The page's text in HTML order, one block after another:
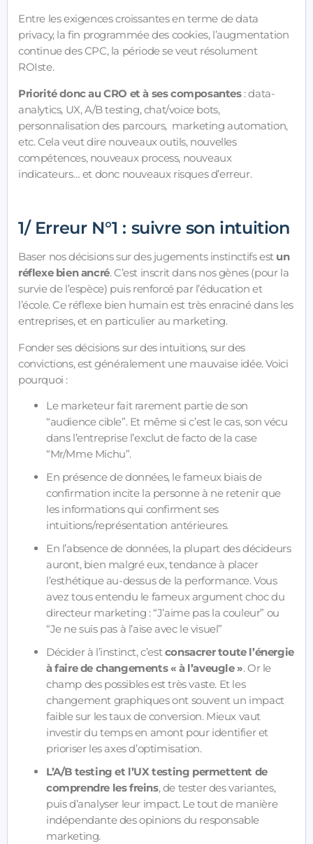
Entre les exigences croissantes en terme de data
privacy, la fin programmée des cookies, l’augmentation
continue des CPC, la période se veut résolument
ROIste.
Priorité donc au CRO et à ses composantes: data-
analytics, UX, A/B testing, chat/voice bots,
personnalisation des parcours, marketing automation,
etc. Cela veut dire nouveaux outils, nouvelles
compétences, nouveaux process, nouveaux
indicateurs… et donc nouveaux risques d’erreur.
1/ Erreur N°1 : suivre son intuition
Baser nos décisions sur des jugements instinctifs est un
réflexe bien ancré. C’est inscrit dans nos gènes (pour la
survie de l’espèce) puis renforcé par l’éducation et
l’école. Ce réflexe bien humain est très enraciné dans les
entreprises, et en particulier au marketing.
Fonder ses décisions sur des intuitions, sur des
convictions, est généralement une mauvaise idée. Voici
pourquoi :
Le marketeur fait rarement partie de son
“audience cible”. Et même si c’est le cas, son vécu
dans l’entreprise l’exclut de facto de la case
“Mr/Mme Michu”.
En présence de données, le fameux biais de
confirmation incite la personne à ne retenir que
les informations qui confirment ses
intuitions/représentation antérieures.
En l’absence de données, la plupart des décideurs
auront, bien malgré eux, tendance à placer
l’esthétique au-dessus de la performance. Vous
avez tous entendu le fameux argument choc du
directeur marketing : “J’aime pas la couleur” ou
“Je ne suis pas à l’aise avec le visuel”
Décider à l’instinct, c’estconsacrer toute l’énergie
à faire de changements « à l’aveugle ». Or le
champ des possibles est très vaste. Et les
changement graphiques ont souvent un impact
faible sur les taux de conversion. Mieux vaut
investir du temps en amont pour identifier et
prioriser les axes d’optimisation.
L’A/B testing et l’UX testing permettent de
comprendre les freins, de tester des variantes,
puis d’analyser leur impact. Le tout de manière
indépendante des opinions du responsable
marketing.